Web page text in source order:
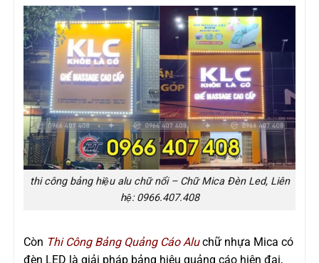
thi công bảng hiệu alu chữ nổi – Chữ Mica Đèn Led, Liên
hệ: 0966.407.408
Còn Thi Công Bảng Quảng Cáo Aluchữ nhựa Mica có
đèn LED là giải pháp bảng hiệu quảng cáo hiện đại,